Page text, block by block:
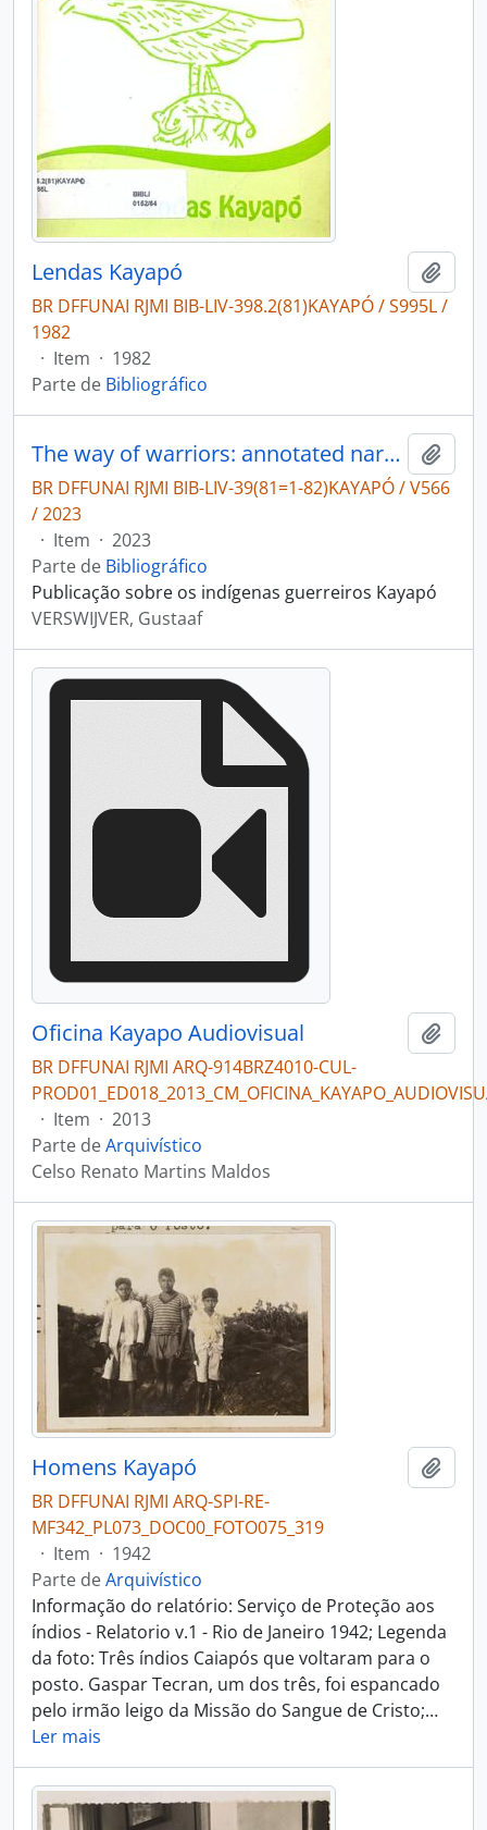
Lendas Kayapó
BR DFFUNAI RJMI BIB-LIV-398.2(81)KAYAPÓ / S995L /
1982
· Item · 1982
Parte de Bibliográfico
The way of warriors: annotated narratives of the Mebengokre (Kayapo) in Brazil.
BR DFFUNAI RJMI BIB-LIV-39(81=1-82)KAYAPÓ / V566
/ 2023
· Item · 2023
Parte de Bibliográfico
Publicação sobre os indígenas guerreiros Kayapó
VERSWIJVER, Gustaaf
Oficina Kayapo Audiovisual
BR DFFUNAI RJMI ARQ-914BRZ4010-CUL-
· Item · 2013
Parte deArquivístico
Celso Renato Martins Maldos
Homens Kayapó
BR DFFUNAI RJMI ARQ-SPI-RE-
MF342_PL073_DOC00_FOTO075_319
· Item · 1942
Parte deArquivístico
Informação do relatório: Serviço de Proteção aos
índios - Relatorio v.1 - Rio de Janeiro 1942; Legenda
da foto: Três índios Caiapós que voltaram para o
posto. Gaspar Tecran, um dos três, foi espancado
pelo irmão leigo da Missão do Sangue de Cristo;…
Ler mais